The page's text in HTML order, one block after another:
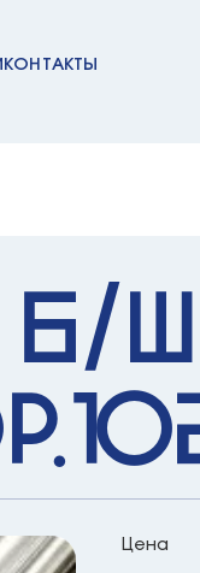
КОНТАКТЫ
б/ш
Цена